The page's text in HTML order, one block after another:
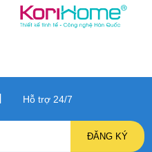
Hỗ trợ 24/7
ĐĂNG KÝ